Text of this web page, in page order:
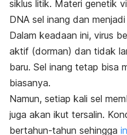
siklus litik. Materi genetik
DNA sel inang dan
Dalam keadaan ini, virus
aktif (dorman) dan tidak
baru. Sel inang tetap bisa
biasanya.
Namun, setiap kali sel
juga akan ikut tersalin.
bertahun-tahun sehingga